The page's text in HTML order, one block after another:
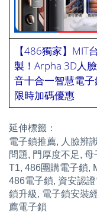
【486獨家】MIT
製！Arpha 3D人
音十合一智慧電子
限時加碼優惠
延伸標籤：
電子鎖推薦, 人臉辨
問題, 門厚度不足,
T1, 486團購電子鎖,
486電子鎖, 資安認
鎖升級, 電子鎖安裝
薦電子鎖